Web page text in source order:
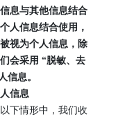
息与其他信息结合
人信息结合使用，
视为个人信息，除
会采用 “脱敏、去
信息。
信息
下情形中，我们收